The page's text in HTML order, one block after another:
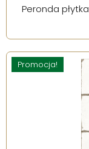
Peronda
Promocja!